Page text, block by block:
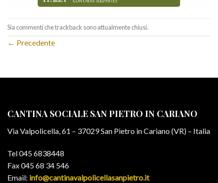
Sia commenti che trackback sono attualmente chiusi.
← Precedente
CANTINA SOCIALE SAN PIETRO IN CARIANO
Via Valpolicella, 61 – 37029 San Pietro in Cariano (VR) – Italia
Tel 045 6838448
Fax 045 68 34 546
Email: info@cantinavalpolicellasanpietro.it